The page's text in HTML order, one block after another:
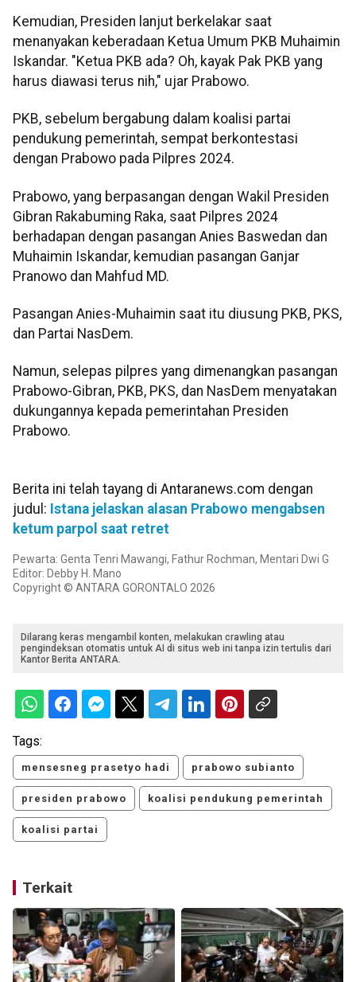
Kemudian, Presiden lanjut berkelakar saat
menanyakan keberadaan Ketua Umum PKB Muhaimin
Iskandar. "Ketua PKB ada? Oh, kayak Pak PKB yang
harus diawasi terus nih," ujar Prabowo.
PKB, sebelum bergabung dalam koalisi partai
pendukung pemerintah, sempat berkontestasi
dengan Prabowo pada Pilpres 2024.
Prabowo, yang berpasangan dengan Wakil Presiden
Gibran Rakabuming Raka, saat Pilpres 2024
berhadapan dengan pasangan Anies Baswedan dan
Muhaimin Iskandar, kemudian pasangan Ganjar
Pranowo dan Mahfud MD.
Pasangan Anies-Muhaimin saat itu diusung PKB, PKS,
dan Partai NasDem.
Namun, selepas pilpres yang dimenangkan pasangan
Prabowo-Gibran, PKB, PKS, dan NasDem menyatakan
dukungannya kepada pemerintahan Presiden
Prabowo.
Berita ini telah tayang di Antaranews.com dengan
judul: Istana jelaskan alasan Prabowo mengabsen
ketum parpol saat retret
Pewarta: Genta Tenri Mawangi, Fathur Rochman, Mentari Dwi G
Editor: Debby H. Mano
Copyright © ANTARA GORONTALO 2026
Dilarang keras mengambil konten, melakukan crawling atau
pengindeksan otomatis untuk AI di situs web ini tanpa izin tertulis dari
Kantor Berita ANTARA.
Tags:
mensesneg prasetyo hadi prabowo subianto
presiden prabowo koalisi pendukung pemerintah
koalisi partai
Terkait